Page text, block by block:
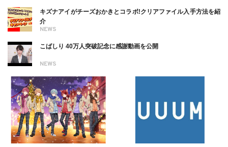
NEWS
キズナアイがチーズおかきとコラボ!クリアファイル入手方法を紹
介
NEWS
こばしり 40万人突破記念に感謝動画を公開